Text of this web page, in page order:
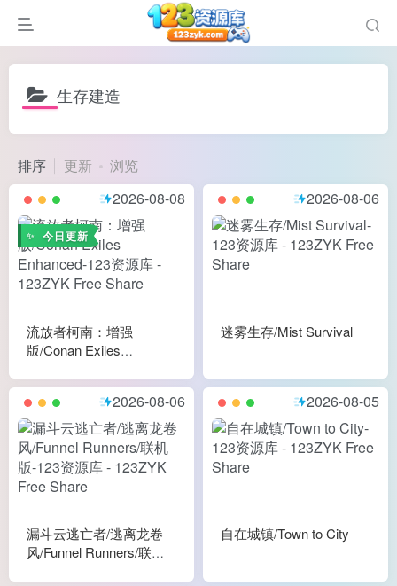
（摸鱼游戏）
生存建造
排序 更新
浏览
2026-08-08
今日更新
流放者柯南：增强
版/Conan Exiles
2026-08-06
迷雾生存/Mist Survival
2026-08-06
漏斗云逃亡者/逃离龙卷
风/Funnel Runners/联机
2026-08-05
自在城镇/Town to City